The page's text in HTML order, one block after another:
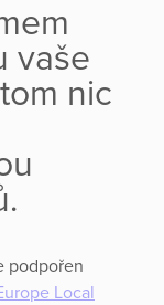
vaše
nic
podpořen
Local